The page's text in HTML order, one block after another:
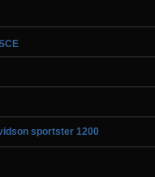
sportster 1200